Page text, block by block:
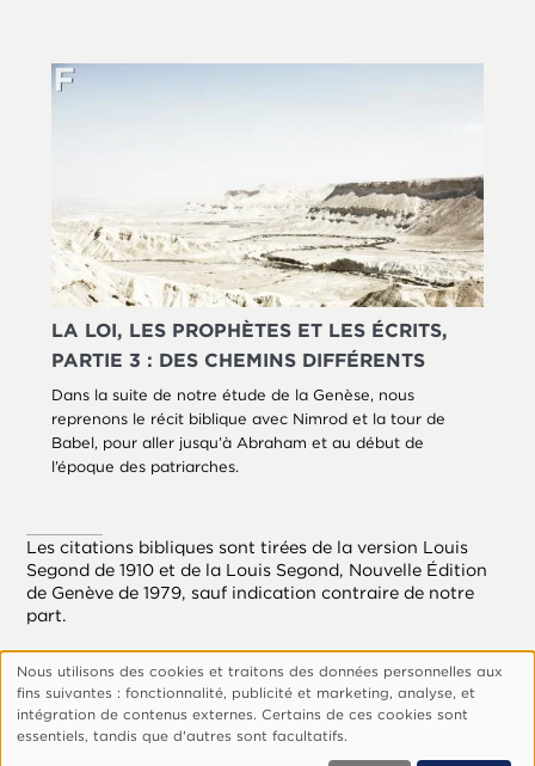
LA LOI, LES PROPHÈTES ET LES ÉCRITS,
PARTIE 3 : DES CHEMINS DIFFÉRENTS
Dans la suite de notre étude de la Genèse, nous
reprenons le récit biblique avec Nimrod et la tour de
Babel, pour aller jusqu’à Abraham et au début de
l’époque des patriarches.
Les citations bibliques sont tirées de la version Louis
Segond de 1910 et de la Louis Segond, Nouvelle Édition
de Genève de 1979, sauf indication contraire de notre
part.
Footer
Qui Sommes-Nous ?
Politique De Confidentialité
Gérer Les Cookies
Utilisation
des
données
Nous utilisons des cookies et traitons des données personnelles aux
fins suivantes : fonctionnalité, publicité et marketing, analyse, et
intégration de contenus externes. Certains de ces cookies sont
essentiels, tandis que d'autres sont facultatifs.